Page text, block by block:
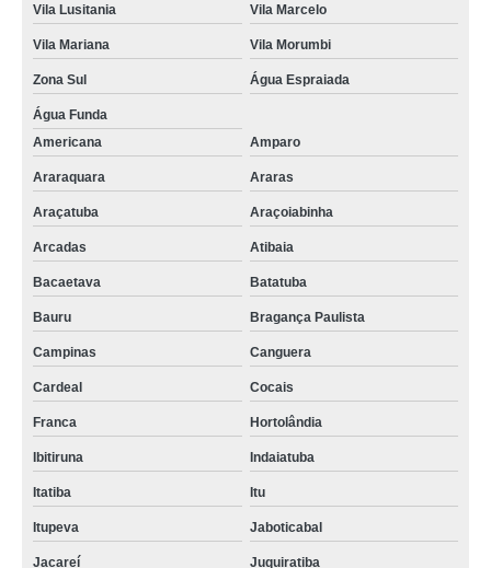
Vila Lusitania Vila Marcelo
Vila Mariana Vila Morumbi
Zona Sul Água Espraiada
Água Funda
Americana
Amparo
Araraquara Araras
Araçatuba Araçoiabinha
Arcadas Atibaia
Bacaetava Batatuba
Bauru Bragança Paulista
Campinas Canguera
Cardeal Cocais
Franca Hortolândia
Ibitiruna Indaiatuba
Itatiba Itu
Itupeva Jaboticabal
Jacareí Juquiratiba